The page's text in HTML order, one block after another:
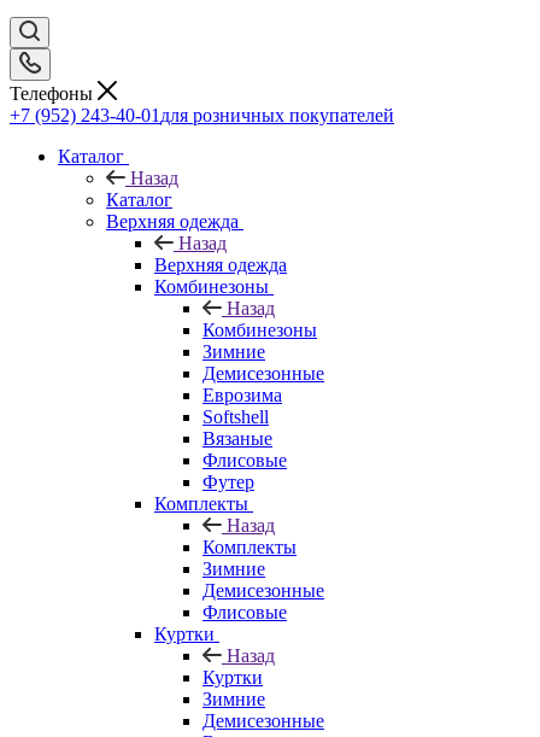
Телефоны
+7 (952) 243-40-01 для розничных покупателей
Каталог
Назад
Каталог
Верхняя одежда
Назад
Верхняя одежда
Комбинезоны
Назад
Комбинезоны
Зимние
Демисезонные
Еврозима
Softshell
Вязаные
Флисовые
Футер
Комплекты
Назад
Комплекты
Зимние
Демисезонные
Флисовые
Куртки
Назад
Куртки
Зимние
Демисезонные